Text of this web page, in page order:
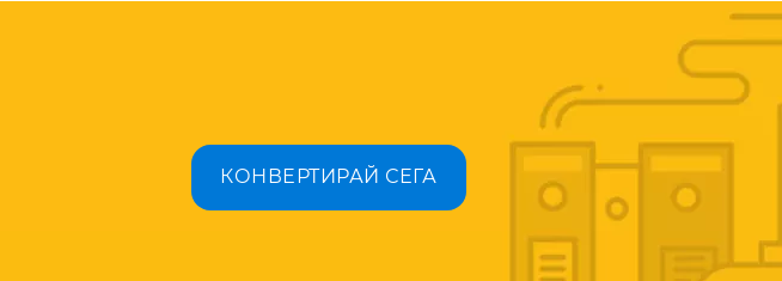
КОНВЕРТИРАЙ СЕГА